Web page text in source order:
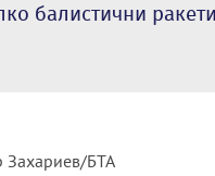
балистични
Захариев/БТА